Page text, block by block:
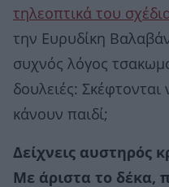
τηλεοπτικά του
την Ευρυδίκη
συχνός λόγος
δουλειές:
κάνουν παιδί;
Δείχνεις αυστηρός
Με άριστα το δέκα,